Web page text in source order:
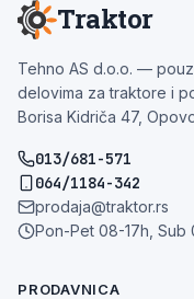
Traktor
Tehno AS d.o.o. —
delovima za traktore i
Borisa Kidriča 47,
013/681-571
064/1184-342
prodaja@traktor.rs
Pon-Pet 08-17h, Sub
PRODAVNICA